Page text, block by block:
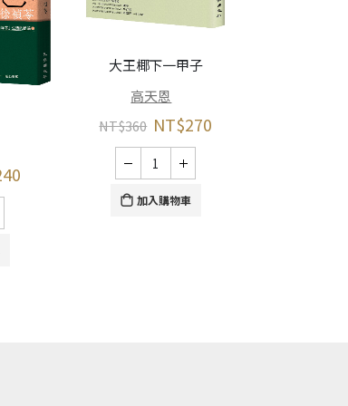
大王椰下一甲子
高天恩
NT$360 NT$270
加入購物車